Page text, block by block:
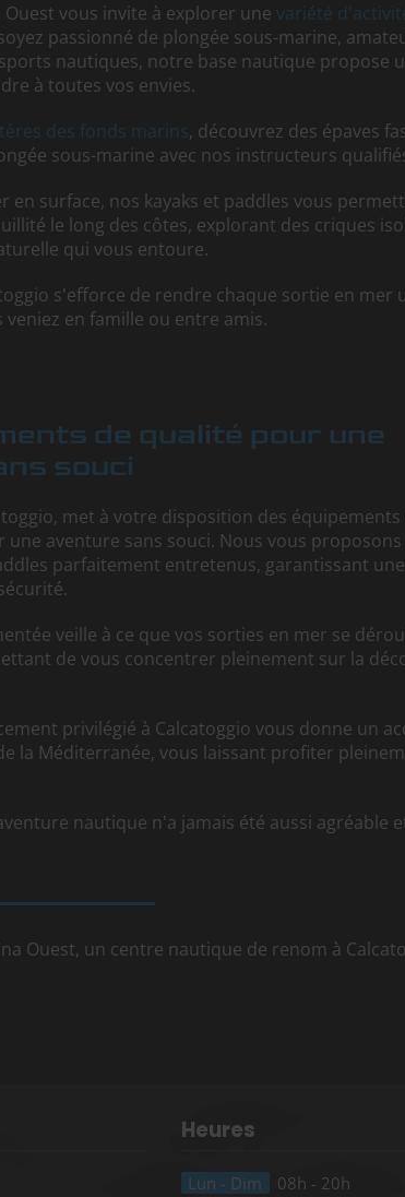
vous invite à explorer une variété
passionné de plongée sous-marine,
nautiques, notre base nautique propose
à toutes vos envies.
des fonds marins, découvrez des épaves
sous-marine avec nos instructeurs
en surface, nos kayaks et paddles vous
le long des côtes, explorant des criques
qui vous entoure.
s'efforce de rendre chaque sortie en mer
en famille ou entre amis.
de qualité pour une
souci
met à votre disposition des équipements
aventure sans souci. Nous vous proposons
parfaitement entretenus, garantissant une
veille à ce que vos sorties en mer se
de vous concentrer pleinement sur la
privilégié à Calcatoggio vous donne un
la Méditerranée, vous laissant profiter
nautique n'a jamais été aussi agréable
Ouest, un centre nautique de renom à
Heures
Lun - Dim 08h - 20h